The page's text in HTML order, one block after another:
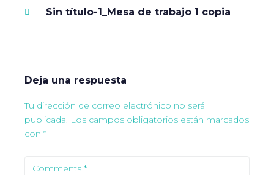
Sin título-1_Mesa de trabajo 1 copia
Deja una respuesta
Tu dirección de correo electrónico no será
publicada. Los campos obligatorios están marcados
con *